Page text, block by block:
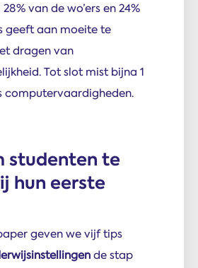
28% van de wo’ers en 24%
geeft aan moeite te
dragen van
Tot slot mist bijna 1
computervaardigheden.
studenten te
hun eerste
geven we vijf tips
de stap